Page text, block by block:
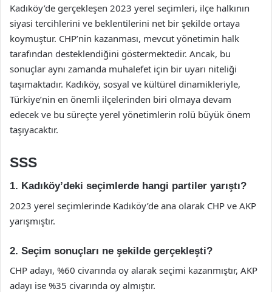
Kadıköy’de gerçekleşen 2023 yerel seçimleri, ilçe halkının
siyasi tercihlerini ve beklentilerini net bir şekilde ortaya
koymuştur. CHP’nin kazanması, mevcut yönetimin halk
tarafından desteklendiğini göstermektedir. Ancak, bu
sonuçlar aynı zamanda muhalefet için bir uyarı niteliği
taşımaktadır. Kadıköy, sosyal ve kültürel dinamikleriyle,
Türkiye’nin en önemli ilçelerinden biri olmaya devam
edecek ve bu süreçte yerel yönetimlerin rolü büyük önem
taşıyacaktır.
SSS
1. Kadıköy’deki seçimlerde hangi partiler yarıştı?
2023 yerel seçimlerinde Kadıköy’de ana olarak CHP ve AKP
yarışmıştır.
2. Seçim sonuçları ne şekilde gerçekleşti?
CHP adayı, %60 civarında oy alarak seçimi kazanmıştır, AKP
adayı ise %35 civarında oy almıştır.